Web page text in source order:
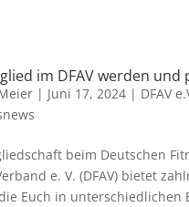
im DFAV werden
| Juni 17, 2024| DFAV
beim Deutschen
e. V. (DFAV) bietet
Euch in unterschiedlichen